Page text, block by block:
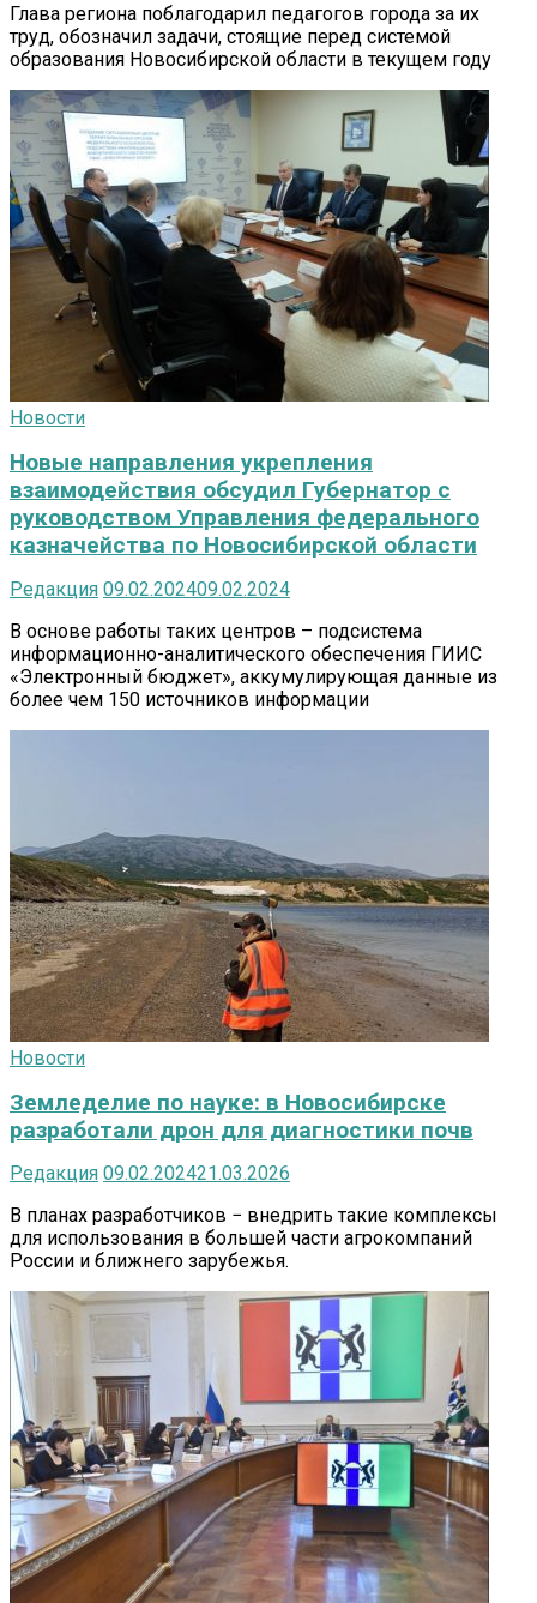
Глава региона поблагодарил педагогов города за их
труд, обозначил задачи, стоящие перед системой
образования Новосибирской области в текущем году
Новости
Новые направления укрепления
взаимодействия обсудил Губернатор с
руководством Управления федерального
казначейства по Новосибирской области
Редакция 09.02.202409.02.2024
В основе работы таких центров – подсистема
информационно-аналитического обеспечения ГИИС
«Электронный бюджет», аккумулирующая данные из
более чем 150 источников информации
Новости
Земледелие по науке: в Новосибирске
разработали дрон для диагностики почв
Редакция 09.02.202421.03.2026
В планах разработчиков − внедрить такие комплексы
для использования в большей части агрокомпаний
России и ближнего зарубежья.